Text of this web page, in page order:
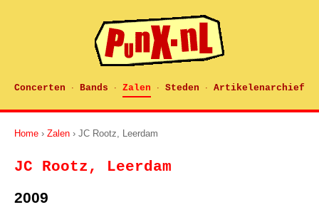
Concerten · Bands · Zalen · Steden · Artikelenarchief
Home › Zalen › JC Rootz, Leerdam
JC Rootz, Leerdam
2009